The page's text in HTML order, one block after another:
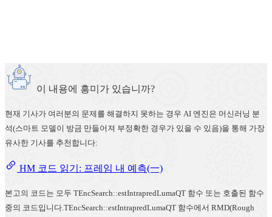
이 내용에 흥미가 있습니까?
현재 기사가 여러분의 문제를 해결하지 못하는 경우 AI 엔진은 머신러닝 분
석(스마트 모델이 방금 만들어져 부정확한 경우가 있을 수 있음)을 통해 가장
유사한 기사를 추천합니다:
HM 코드 읽기: 프레임 내 예측(一)
본고의 코드는 모두 TEncSearch::estIntrapredLumaQT 함수 또는 호출된 함수
중의 코드입니다.TEncSearch::estIntrapredLumaQT 함수에서 RMD(Rough